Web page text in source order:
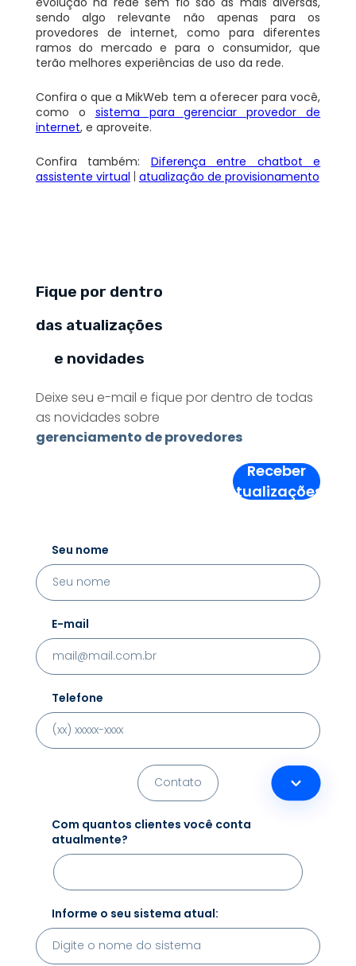
sendo algo relevante não apenas para os
provedores de internet, como para diferentes
ramos do mercado e para o consumidor, que
terão melhores experiências de uso da rede.
Confira o que a MikWeb tem a oferecer para você,
como o sistema para gerenciar provedor de
internet, e aproveite.
Confira também: Diferença entre chatbot e
assistente virtual | atualização de provisionamento
Fique por dentro
das atualizações
e novidades
Deixe seu e-mail e fique por dentro de todas
as novidades sobre
gerenciamento de provedores
Receber
Atualizações!
Seu nome
E-mail
Telefone
Com quantos clientes você conta
atualmente?
Informe o seu sistema atual: